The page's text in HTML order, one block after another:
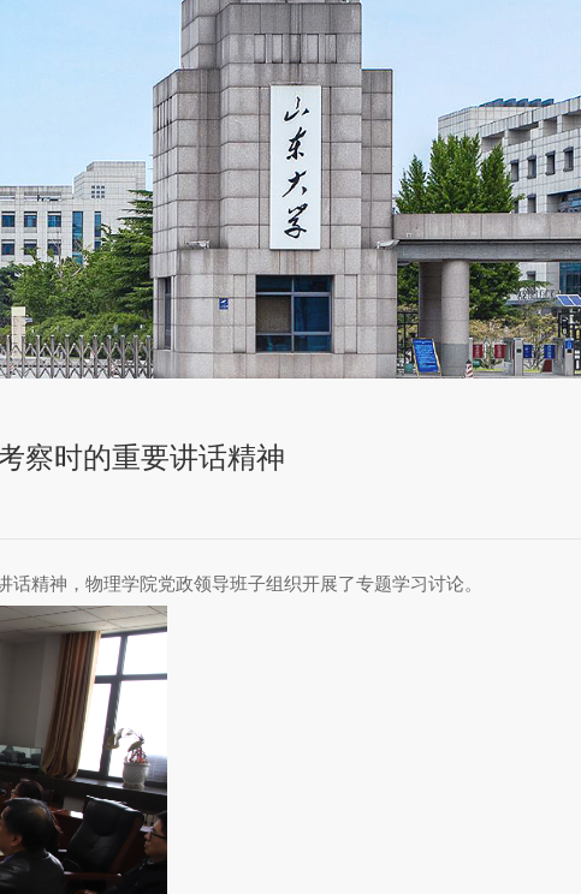
察时的重要讲话精神
话精神，物理学院党政领导班子组织开展了专题学习讨论。